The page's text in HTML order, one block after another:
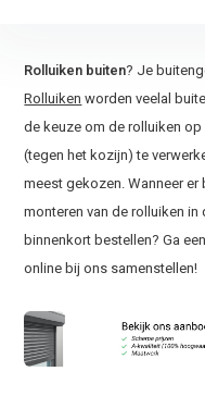
Rolluiken buiten? Je
Rolluiken worden veelal
de keuze om de rolluiken
(tegen het kozijn) te
meest gekozen. Wanneer
monteren van de rolluiken
binnenkort bestellen? Ga
online bij ons samenstellen!